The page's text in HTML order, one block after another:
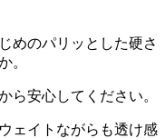
めのパリッとした硬さ
。
ら安心してください。
ェイトながらも透け感